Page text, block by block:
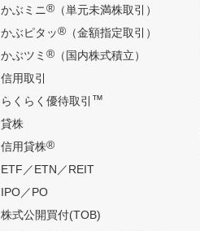
かぶミニ®（単元未満株取引）
かぶピタッ®（金額指定取引）
かぶツミ ®（国内株式積立）
信用取引
らくらく優待取引 ™
貸株
信用貸株®
ETF／ETN／REIT
IPO／PO
株式公開買付(TOB)